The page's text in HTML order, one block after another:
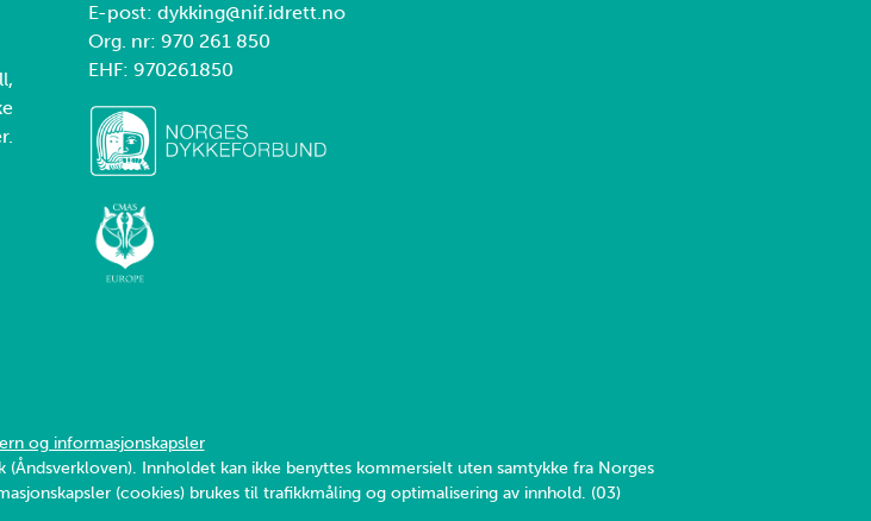
E-post: dykking@nif.idrett.no
Org. nr: 970 261 850
EHF: 970261850
og informasjonskapsler
Innholdet kan ikke benyttes kommersielt uten samtykke fra Norges
(cookies) brukes til trafikkmåling og optimalisering av innhold. (03)